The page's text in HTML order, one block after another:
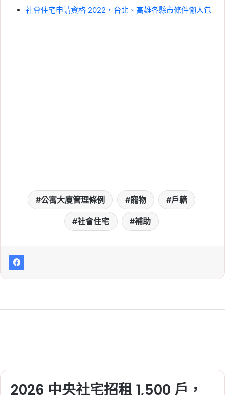
社會住宅申請資格 2022，台北、高雄各縣市條件懶人包
公寓大廈管理條例 寵物 戶籍
社會住宅 補助
2026 中央社宅招租 1,500 戶，